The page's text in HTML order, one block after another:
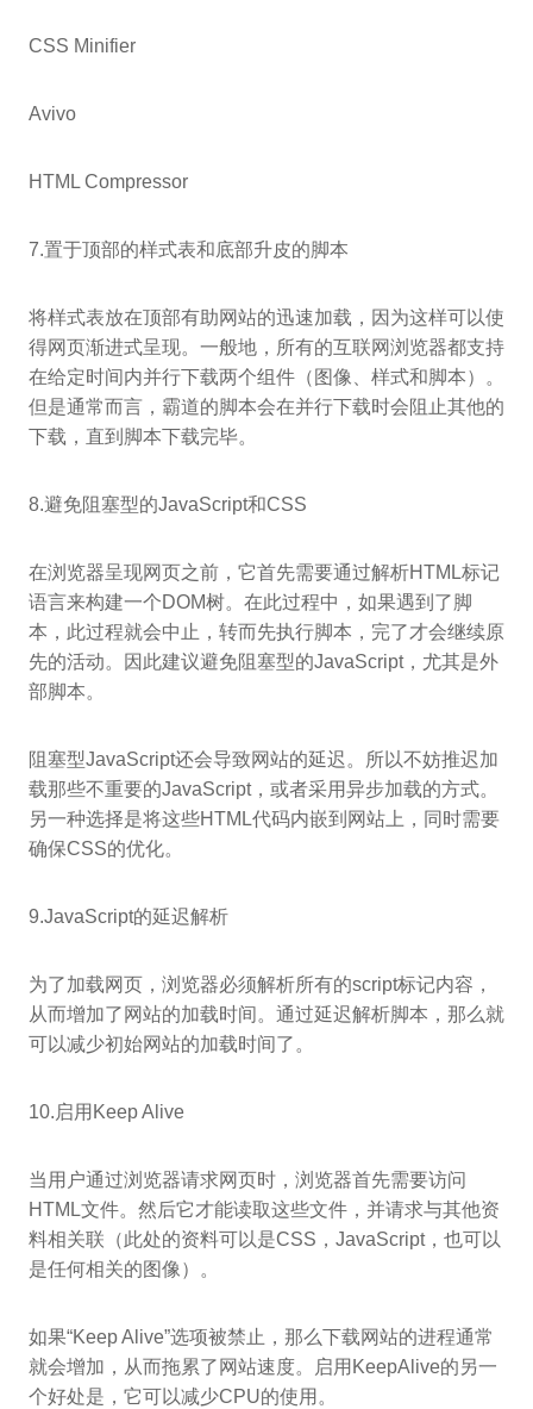
CSS Minifier
Avivo
HTML Compressor
7.置于顶部的样式表和底部升皮的脚本
将样式表放在顶部有助网站的迅速加载，因为这样可以使
得网页渐进式呈现。一般地，所有的互联网浏览器都支持
在给定时间内并行下载两个组件（图像、样式和脚本）。
但是通常而言，霸道的脚本会在并行下载时会阻止其他的
下载，直到脚本下载完毕。
8.避免阻塞型的JavaScript和CSS
在浏览器呈现网页之前，它首先需要通过解析HTML标记
语言来构建一个DOM树。在此过程中，如果遇到了脚
本，此过程就会中止，转而先执行脚本，完了才会继续原
先的活动。因此建议避免阻塞型的JavaScript，尤其是外
部脚本。
阻塞型JavaScript还会导致网站的延迟。所以不妨推迟加
载那些不重要的JavaScript，或者采用异步加载的方式。
另一种选择是将这些HTML代码内嵌到网站上，同时需要
确保CSS的优化。
9.JavaScript的延迟解析
为了加载网页，浏览器必须解析所有的script标记内容，
从而增加了网站的加载时间。通过延迟解析脚本，那么就
可以减少初始网站的加载时间了。
10.启用Keep Alive
当用户通过浏览器请求网页时，浏览器首先需要访问
HTML文件。然后它才能读取这些文件，并请求与其他资
料相关联（此处的资料可以是CSS，JavaScript，也可以
是任何相关的图像）。
如果“Keep Alive”选项被禁止，那么下载网站的进程通常
就会增加，从而拖累了网站速度。启用KeepAlive的另一
个好处是，它可以减少CPU的使用。